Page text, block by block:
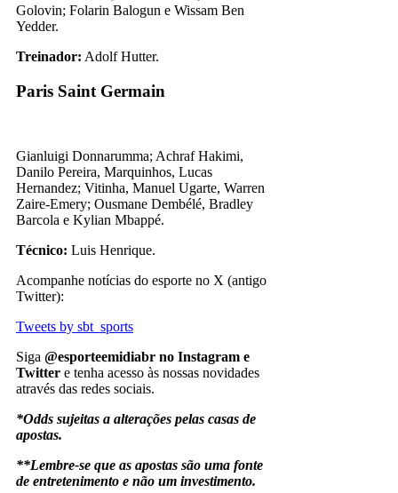
Golovin; Folarin Balogun e Wissam Ben
Yedder.
Treinador: Adolf Hutter.
Paris Saint Germain
Gianluigi Donnarumma; Achraf Hakimi,
Danilo Pereira, Marquinhos, Lucas
Hernandez; Vitinha, Manuel Ugarte, Warren
Zaire-Emery; Ousmane Dembélé, Bradley
Barcola e Kylian Mbappé.
Técnico: Luis Henrique.
Acompanhe notícias do esporte no X (antigo
Twitter):
Tweets by sbt_sports
Siga @esporteemidiabr no Instagram e
Twitter e tenha acesso às nossas novidades
através das redes sociais.
*Odds sujeitas a alterações pelas casas de
apostas.
**Lembre-se que as apostas são uma fonte
de entretenimento e não um investimento.